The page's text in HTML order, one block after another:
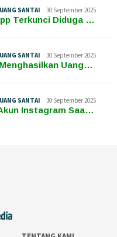
SANTAI 30 September 2025
Terkunci Diduga …
SANTAI 30 September 2025
Uang…
SANTAI 30 September 2025
Instagram Saa…